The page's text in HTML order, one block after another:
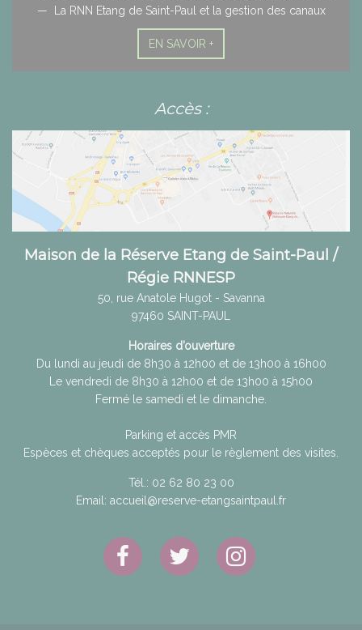
La RNN Etang de Saint-Paul et la gestion des canaux
EN SAVOIR +
Accès :
Maison de la Réserve Etang de Saint-Paul /
Régie RNNESP
50, rue Anatole Hugot - Savanna
97460 SAINT-PAUL
Horaires d’ouverture
Du lundi au jeudi de 8h30 à 12h00 et de 13h00 à 16h00
Le vendredi de 8h30 à 12h00 et de 13h00 à 15h00
Fermé le samedi et le dimanche.
Parking et accès PMR
Espèces et chèques acceptés pour le règlement des visites.
Tél.: 02 62 80 23 00
Email: accueil@reserve-etangsaintpaul.fr